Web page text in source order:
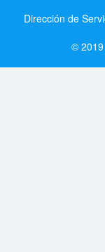
Dirección de
© 2019